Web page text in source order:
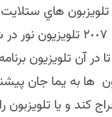
بود كه تلويزبون
مسكينيار بود . سال
آن تلويزيون
به يما جان
كند و يا